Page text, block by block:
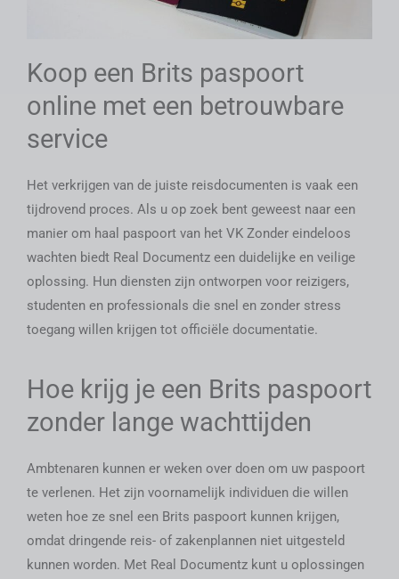
Koop een Brits paspoort
online met een betrouwbare
service
Het verkrijgen van de juiste reisdocumenten is vaak een
tijdrovend proces. Als u op zoek bent geweest naar een
manier om haal paspoort van het VK Zonder eindeloos
wachten biedt Real Documentz een duidelijke en veilige
oplossing. Hun diensten zijn ontworpen voor reizigers,
studenten en professionals die snel en zonder stress
toegang willen krijgen tot officiële documentatie.
Hoe krijg je een Brits paspoort
zonder lange wachttijden
Ambtenaren kunnen er weken over doen om uw paspoort
te verlenen. Het zijn voornamelijk individuen die willen
weten hoe ze snel een Brits paspoort kunnen krijgen,
omdat dringende reis- of zakenplannen niet uitgesteld
kunnen worden. Met Real Documentz kunt u oplossingen
French
Bulgarian
Arabic